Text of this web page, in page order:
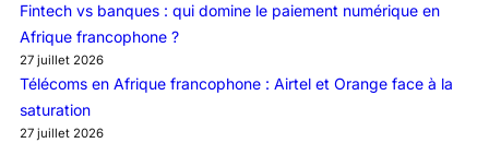
Fintech vs banques : qui domine le paiement numérique en
Afrique francophone ?
27 juillet 2026
Télécoms en Afrique francophone : Airtel et Orange face à la
saturation
27 juillet 2026